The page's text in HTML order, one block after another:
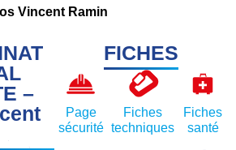
Vincent Ramin
–
FICHES
Page
sécurité
Fiches
techniques
Fiches
santé